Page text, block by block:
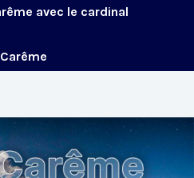
avec le cardinal